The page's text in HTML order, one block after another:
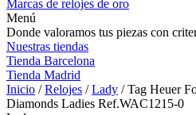
Marcas de relojes de oro
Menú
Donde valoramos tus piezas con
Nuestras tiendas
Tienda Barcelona
Tienda Madrid
Inicio /Relojes /Lady / Tag Heuer
Diamonds Ladies Ref.WAC1215-0